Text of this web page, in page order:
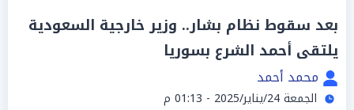
بعد سقوط نظام بشار.. وزير خارجية السعودية
يلتقى أحمد الشرع بسوريا
محمد أحمد
الجمعة 24/يناير/2025 - 01:13 م